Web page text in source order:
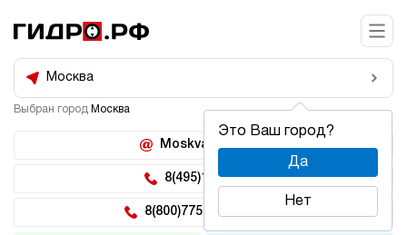
Москва
Это Ваш город?
Да
Нет
Выбран город Москва
Moskva@hidro.ru
8(495)150-04-62
8(800)775-04-62 доб 2